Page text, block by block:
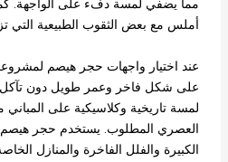
مما يضفي لمسة دفء على الواجهة.
أملس مع بعض الثقوب الطبيعية التي
عند اختيار واجهات حجر هيصم
على شكل فاخر وعمر طويل دون
لمسة تاريخية وكلاسيكية على
العصري المطلوب. يستخدم حجر هيصم
الكبيرة والفلل الفاخرة والمنازل